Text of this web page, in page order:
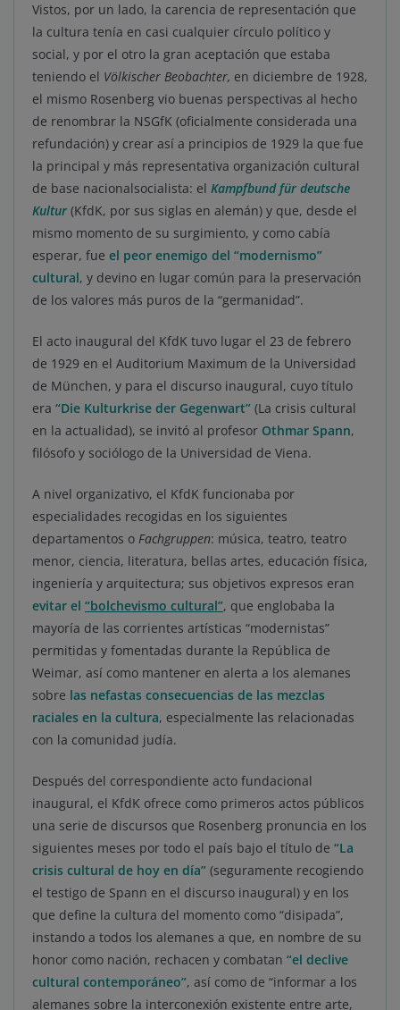
Vistos, por un lado, la carencia de representación que
la cultura tenía en casi cualquier círculo político y
social, y por el otro la gran aceptación que estaba
teniendo el Völkischer Beobachter, en diciembre de 1928,
el mismo Rosenberg vio buenas perspectivas al hecho
de renombrar la NSGfK (oficialmente considerada una
refundación) y crear así a principios de 1929 la que fue
la principal y más representativa organización cultural
de base nacionalsocialista: el Kampfbund für deutsche
Kultur (KfdK, por sus siglas en alemán) y que, desde el
mismo momento de su surgimiento, y como cabía
esperar, fue el peor enemigo del “modernismo”
cultural, y devino en lugar común para la preservación
de los valores más puros de la “germanidad”.
El acto inaugural del KfdK tuvo lugar el 23 de febrero
de 1929 en el Auditorium Maximum de la Universidad
de München, y para el discurso inaugural, cuyo título
era “Die Kulturkrise der Gegenwart” (La crisis cultural
en la actualidad), se invitó al profesor Othmar Spann,
filósofo y sociólogo de la Universidad de Viena.
A nivel organizativo, el KfdK funcionaba por
especialidades recogidas en los siguientes
departamentos o Fachgruppen: música, teatro, teatro
menor, ciencia, literatura, bellas artes, educación física,
ingeniería y arquitectura; sus objetivos expresos eran
evitar el “bolchevismo cultural”, que englobaba la
mayoría de las corrientes artísticas “modernistas”
permitidas y fomentadas durante la República de
Weimar, así como mantener en alerta a los alemanes
sobre las nefastas consecuencias de las mezclas
raciales en la cultura, especialmente las relacionadas
con la comunidad judía.
Después del correspondiente acto fundacional
inaugural, el KfdK ofrece como primeros actos públicos
una serie de discursos que Rosenberg pronuncia en los
siguientes meses por todo el país bajo el título de “La
crisis cultural de hoy en día” (seguramente recogiendo
el testigo de Spann en el discurso inaugural) y en los
que define la cultura del momento como “disipada”,
instando a todos los alemanes a que, en nombre de su
honor como nación, rechacen y combatan “el declive
cultural contemporáneo”, así como de “informar a los
alemanes sobre la interconexión existente entre arte,